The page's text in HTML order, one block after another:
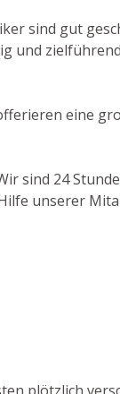
sind gut
und
eine
sind 24
unserer